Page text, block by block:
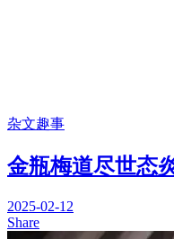
杂文趣事
金瓶梅道尽世态
2025-02-12
Share